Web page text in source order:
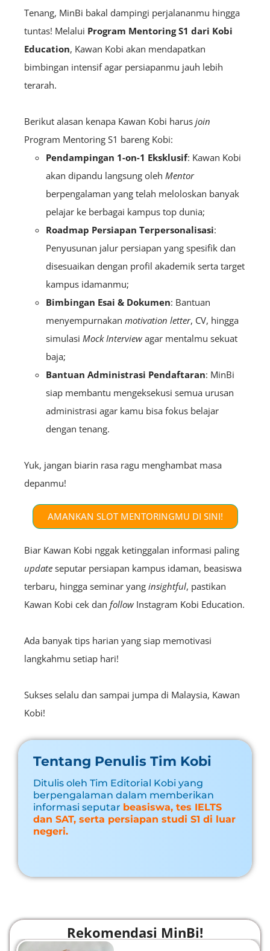
Tenang, MinBi bakal dampingi perjalananmu hingga
tuntas! Melalui Program Mentoring S1 dari Kobi
Education, Kawan Kobi akan mendapatkan
bimbingan intensif agar persiapanmu jauh lebih
terarah.
Berikut alasan kenapa Kawan Kobi harus join
Program Mentoring S1 bareng Kobi:
Pendampingan 1-on-1 Eksklusif: Kawan Kobi
akan dipandu langsung oleh Mentor
berpengalaman yang telah meloloskan banyak
pelajar ke berbagai kampus top dunia;
Roadmap Persiapan Terpersonalisasi:
Penyusunan jalur persiapan yang spesifik dan
disesuaikan dengan profil akademik serta target
kampus idamanmu;
Bimbingan Esai & Dokumen: Bantuan
menyempurnakan motivation letter, CV, hingga
simulasi Mock Interview agar mentalmu sekuat
baja;
Bantuan Administrasi Pendaftaran: MinBi
siap membantu mengeksekusi semua urusan
administrasi agar kamu bisa fokus belajar
dengan tenang.
Yuk, jangan biarin rasa ragu menghambat masa
depanmu!
AMANKAN SLOT MENTORINGMU DI SINI!
Biar Kawan Kobi nggak ketinggalan informasi paling
update seputar persiapan kampus idaman, beasiswa
terbaru, hingga seminar yang insightful, pastikan
Kawan Kobi cek dan follow Instagram Kobi Education.
Ada banyak tips harian yang siap memotivasi
langkahmu setiap hari!
Sukses selalu dan sampai jumpa di Malaysia, Kawan
Kobi!
Tentang Penulis Tim Kobi
Ditulis oleh Tim Editorial Kobi yang
berpengalaman dalam memberikan
informasi seputar beasiswa, tes IELTS
dan SAT, serta persiapan studi S1 di luar
negeri.
Rekomendasi MinBi!